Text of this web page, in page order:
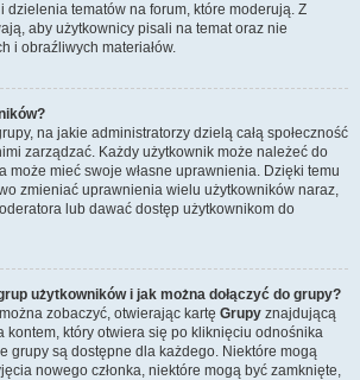
dzielenia tematów na forum, które moderują. Z
aby użytkownicy pisali na temat oraz nie
i obraźliwych materiałów.
na jakie administratorzy dzielą całą społeczność
zarządzać. Każdy użytkownik może należeć do
może mieć swoje własne uprawnienia. Dzięki temu
zmieniać uprawnienia wielu użytkowników naraz,
lub dawać dostęp użytkownikom do
użytkowników i jak można dołączyć do grupy?
zobaczyć, otwierając kartę Grupy znajdującą
kontem, który otwiera się po kliknięciu odnośnika
grupy są dostępne dla każdego. Niektóre mogą
nowego członka, niektóre mogą być zamknięte,